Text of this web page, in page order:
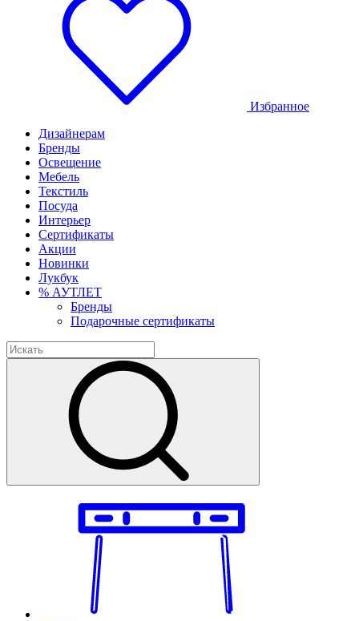
Избранное
Дизайнерам
Бренды
Освещение
Мебель
Текстиль
Посуда
Интерьер
Сертификаты
Акции
Новинки
Лукбук
% АУТЛЕТ
Бренды
Подарочные сертификаты